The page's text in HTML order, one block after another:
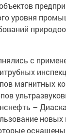
уровня
с
магнитных
–
новых
оснащены